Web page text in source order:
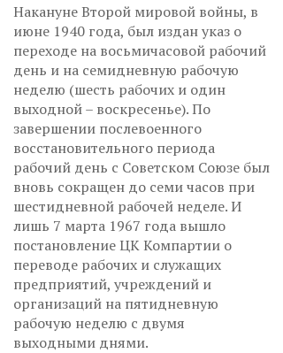
Накануне Второй мировой войны, в
июне 1940 года, был издан указ о
переходе на восьмичасовой рабочий
день и на семидневную рабочую
неделю (шесть рабочих и один
выходной – воскресенье). По
завершении послевоенного
восстановительного периода
рабочий день с Советском Союзе был
вновь сокращен до семи часов при
шестидневной рабочей неделе. И
лишь 7 марта 1967 года вышло
постановление ЦК Компартии о
переводе рабочих и служащих
предприятий, учреждений и
организаций на пятидневную
рабочую неделю с двумя
выходными днями.